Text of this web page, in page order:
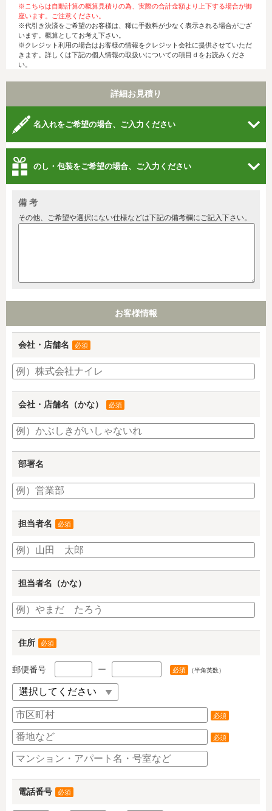
※こちらは自動計算の概算見積りの為、実際の合計金額より上下する場合が御
座います。ご注意ください。
※代引き決済をご希望のお客様は、稀に手数料が少なく表示される場合がござ
います。概算としてお考え下さい。
※クレジット利用の場合はお客様の情報をクレジット会社に提供させていただ
きます。詳しくは下記の個人情報の取扱いについての項目ｄをお読みくださ
い。
詳細お見積り
名入れをご希望の場合、ご入力ください
のし・包装をご希望の場合、ご入力ください
備 考
その他、ご希望や選択にない仕様などは下記の備考欄にご記入下さい。
お客様情報
会社・店舗名 必須
会社・店舗名（かな） 必須
部署名
担当者名 必須
担当者名（かな）
住所 必須
郵便番号 ー 必須 （半角英数）
必須
必須
電話番号 必須